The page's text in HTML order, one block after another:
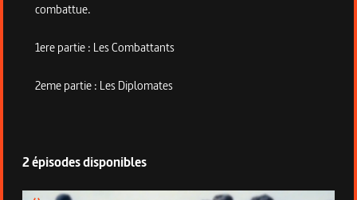
combattue.
1ere partie : Les Combattants
2eme partie : Les Diplomates
2 épisodes disponibles